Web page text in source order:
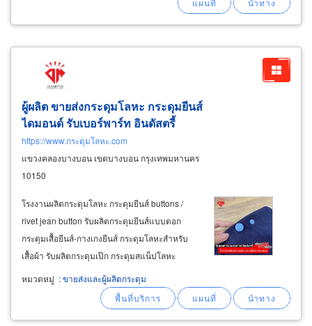
ผู้ผลิต ขายส่งกระดุมโลหะ กระดุมยีนส์
ไดมอนด์ รับเบอร์พาร์ท อินดัสตรี้
https://www.กระดุมโลหะ.com
แขวงคลองบางบอน เขตบางบอน กรุงเทพมหานคร
10150
โรงงานผลิตกระดุมโลหะ กระดุมยีนส์ buttons /
rivet jean button รับผลิตกระดุมยีนส์แบบตอก
กระดุมเสื้อยีนส์-กางเกงยีนส์ กระดุมโลหะสำหรับ
เสื้อผ้า รับผลิตกระดุมเป๊ก กระดุมสแน็ปโลหะ
ตกแต่งกางเกงยีนส์ กระดุมติดเสื้อ metal snap
buttons for clothing กระดุมสแน็ปมีจุก 12มิล,
15มิล กระดุมสแน็ปขนาด 12มิล, 13มิล
หมวดหมู่ :ขายส่งและผู้ผลิตกระดุม